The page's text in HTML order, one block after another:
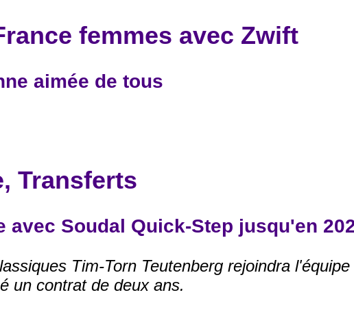
femmes avec Zwift
aimée de tous
Transferts
avec Soudal Quick-Step jusqu'en
Tim-Torn Teutenberg rejoindra
un contrat de deux ans.